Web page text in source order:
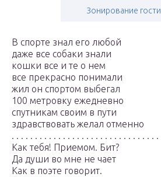
Зонирование
В спорте знал его любой
даже все собаки знали
кошки все и те о нем
все прекрасно понимали
жил он спортом выбегал
100 метровку ежедневно
спутникам своим в пути
здравствовать желал отменно
. . . . . . . . . . . . . . . . . . . . . . . . . . . . . . .
Как тебя! Приемом. Бит?
Да души во мне не чает
Как в поэте говорит.